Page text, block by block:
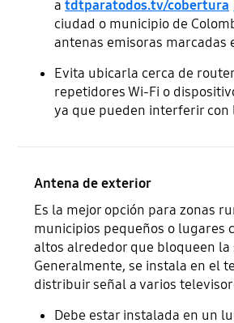
atdtparatodos.tv/cobertura
ciudad o municipio de
antenas emisoras marcadas
Evita ubicarla cerca de
repetidores Wi-Fi o
ya que pueden interferir con
Antena de exterior
Es la mejor opción para zonas
municipios pequeños o lugares
altos alrededor que bloqueen la
Generalmente, se instala en el
distribuir señal a varios
Debe estar instalada en un